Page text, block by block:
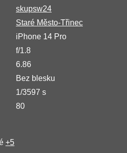
skupsw24
Staré Město-Třinec
iPhone 14 Pro
f/1.8
6.86
Bez blesku
1/3597 s
80
+5